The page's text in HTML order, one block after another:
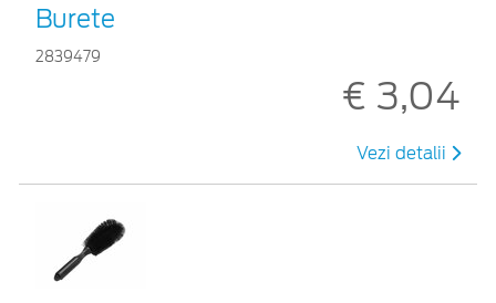
Burete
2839479
€ 3,04
Vezi detalii